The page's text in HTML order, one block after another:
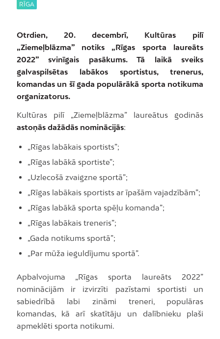
RĪGA
Otrdien, 20. decembrī, Kultūras pilī
„Ziemeļblāzma” notiks „Rīgas sporta laureāts
2022” svinīgais pasākums. Tā laikā sveiks
galvaspilsētas labākos sportistus, trenerus,
komandas un šī gada populārākā sporta notikuma
organizatorus.
Kultūras pilī „Ziemeļblāzma” laureātus godinās
astoņās dažādās nominācijās:
„Rīgas labākais sportists”;
„Rīgas labākā sportiste”;
„Uzlecošā zvaigzne sportā”;
„Rīgas labākais sportists ar īpašām vajadzībām”;
„Rīgas labākā sporta spēļu komanda”;
„Rīgas labākais treneris”;
„Gada notikums sportā”;
„Par mūža ieguldījumu sportā”.
Apbalvojuma „Rīgas sporta laureāts 2022”
nominācijām ir izvirzīti pazīstami sportisti un
sabiedrībā labi zināmi treneri, populāras
komandas, kā arī skatītāju un dalībnieku plaši
apmeklēti sporta notikumi.